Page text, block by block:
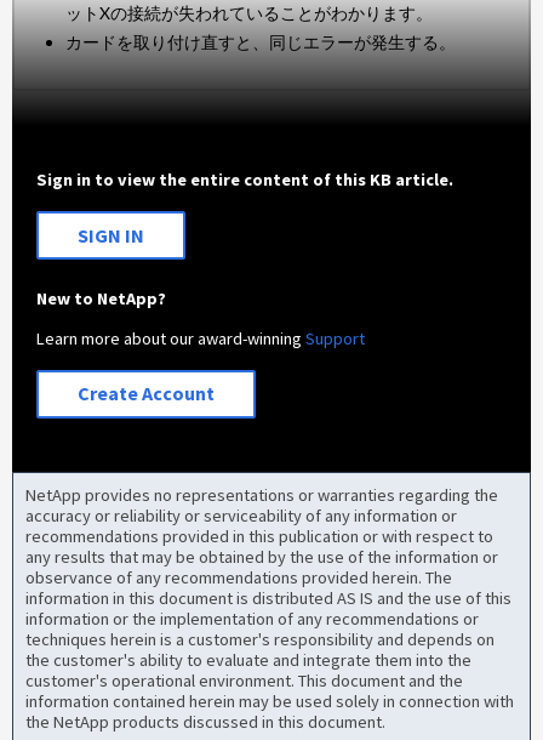
ットXの接続が失われていることがわかります。
カードを取り付け直すと、同じエラーが発生する。
Sign in to view the entire content of this KB article.
SIGN IN
New to NetApp?
Learn more about our award-winningSupport
Create Account
NetApp provides no representations or warranties regarding the
accuracy or reliability or serviceability of any information or
recommendations provided in this publication or with respect to
any results that may be obtained by the use of the information or
observance of any recommendations provided herein. The
information in this document is distributed AS IS and the use of this
information or the implementation of any recommendations or
techniques herein is a customer's responsibility and depends on
the customer's ability to evaluate and integrate them into the
customer's operational environment. This document and the
information contained herein may be used solely in connection with
the NetApp products discussed in this document.